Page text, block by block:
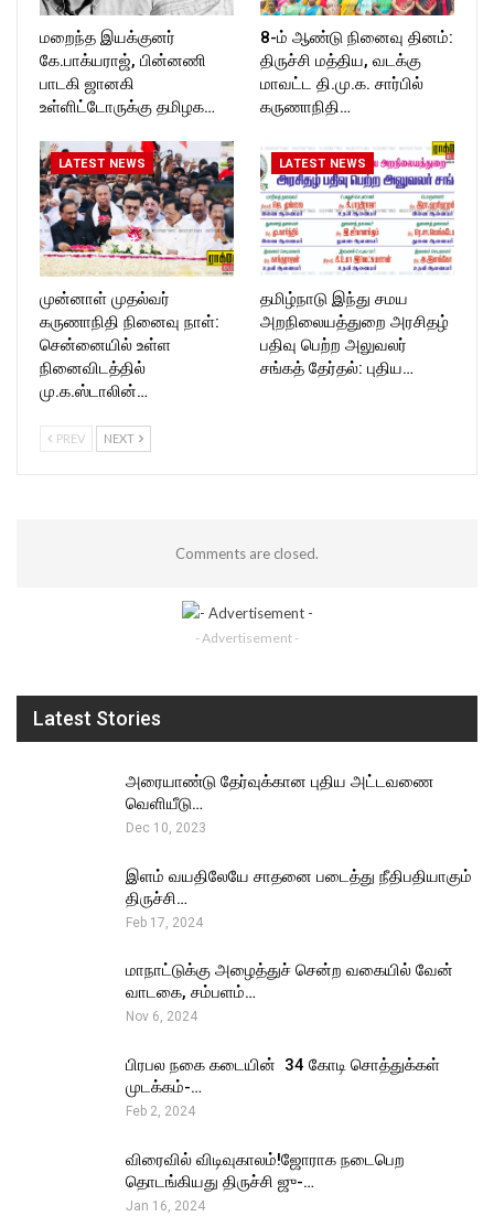
மறைந்த இயக்குனர்
கே.பாக்யராஜ், பின்னணி
பாடகி ஜானகி
உள்ளிட்டோருக்கு தமிழக…
8-ம் ஆண்டு நினைவு தினம்:
திருச்சி மத்திய, வடக்கு
மாவட்ட தி.மு.க. சார்பில்
கருணாநிதி…
LATEST NEWS
முன்னாள் முதல்வர்
கருணாநிதி நினைவு நாள்:
சென்னையில் உள்ள
நினைவிடத்தில்
மு.க.ஸ்டாலின்…
LATEST NEWS
தமிழ்நாடு இந்து சமய
அறநிலையத்துறை அரசிதழ்
பதிவு பெற்ற அலுவலர்
சங்கத் தேர்தல்: புதிய…
PREV NEXT
Comments are closed.
- Advertisement -
Latest Stories
அரையாண்டு தேர்வுக்கான புதிய அட்டவணை
வெளியீடு…
Dec 10, 2023
இளம் வயதிலேயே சாதனை படைத்து நீதிபதியாகும்
திருச்சி…
Feb 17, 2024
மாநாட்டுக்கு அழைத்துச் சென்ற வகையில் வேன்
வாடகை, சம்பளம்…
Nov 6, 2024
பிரபல நகை கடையின் ₹ 34 கோடி சொத்துக்கள்
முடக்கம்-…
Feb 2, 2024
விரைவில் விடிவுகாலம்!ஜோராக நடைபெற
தொடங்கியது திருச்சி ஜு-…
Jan 16, 2024